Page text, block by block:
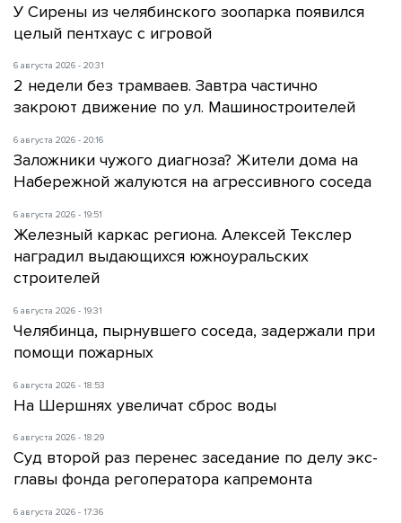
У Сирены из челябинского зоопарка появился
целый пентхаус с игровой
6 августа 2026 - 20:31
2 недели без трамваев. Завтра частично
закроют движение по ул. Машиностроителей
6 августа 2026 - 20:16
Заложники чужого диагноза? Жители дома на
Набережной жалуются на агрессивного соседа
6 августа 2026 - 19:51
Железный каркас региона. Алексей Текслер
наградил выдающихся южноуральских
строителей
6 августа 2026 - 19:31
Челябинца, пырнувшего соседа, задержали при
помощи пожарных
6 августа 2026 - 18:53
На Шершнях увеличат сброс воды
6 августа 2026 - 18:29
Суд второй раз перенес заседание по делу экс-
главы фонда регоператора капремонта
6 августа 2026 - 17:36